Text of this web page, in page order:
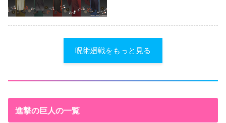
呪術廻戦をもっと見る
進撃の巨人の一覧